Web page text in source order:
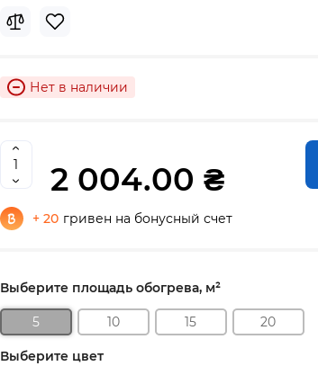
Нет в наличии
2 004.00 ₴
+ 20 гривен на бонусный счет
Выберите площадь обогрева, м²
5 10 15 20
Выберите цвет